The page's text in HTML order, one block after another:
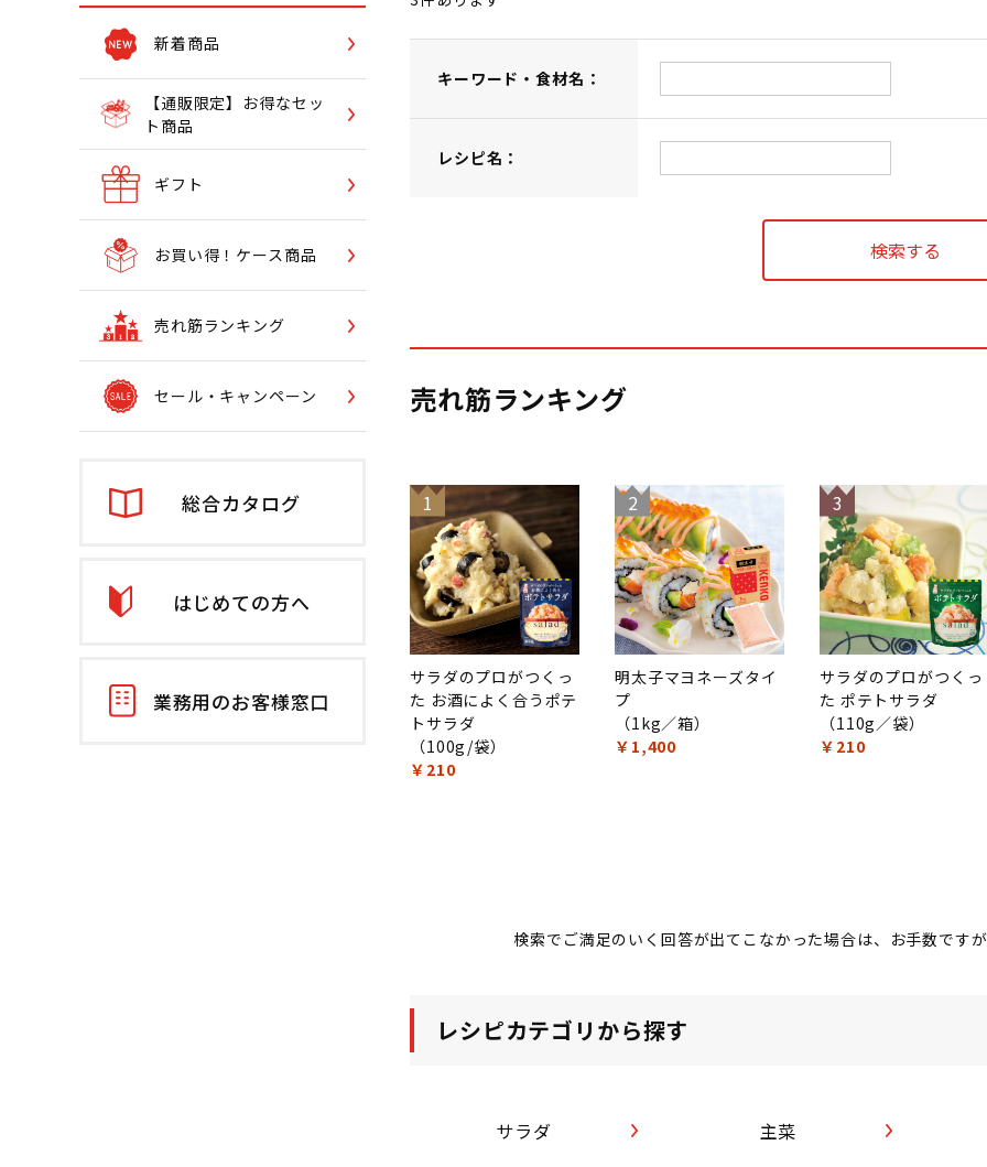
新着商品
【通販限定】お得なセッ
ト商品
ギフト
お買い得！ケース商品
売れ筋ランキング
セール・キャンペーン
総合カタログ
はじめての方へ
業務用のお客様窓口
キーワード・食材名：
レシピ名：
売れ筋ランキング
1
サラダのプロがつくっ
た お酒によく合うポテ
トサラダ
（100g/袋）
￥210
2
明太子マヨネーズタイ
プ
（1kg／箱）
￥1,400
3
サラダのプロがつくっ
た ポテトサラダ
（110g／袋）
￥210
検索でご満足のいく回答が出てこなかった場合は、お手数ですが
レシピカテゴリから探す
サラダ 主菜